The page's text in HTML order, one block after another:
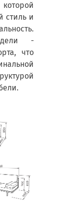
стиль и
-
что